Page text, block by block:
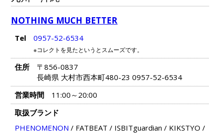
NOTHING MUCH BETTER
Tel 0957-52-6534
※コレクトを見たというとスムーズです。
住所
〒856-0837
長崎県 大村市西本町480-23 0957-52-6534
営業時間
11:00～20:00
取扱ブランド
PHENOMENON / FATBEAT / ISBITguardian / KIKSTYO /